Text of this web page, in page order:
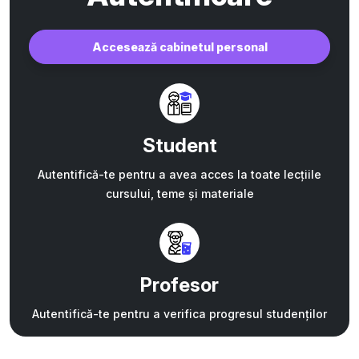
Accesează cabinetul personal
Student
Autentifică-te pentru a avea acces la toate lecțiile
cursului, teme și materiale
Profesor
Autentifică-te pentru a verifica progresul studenților